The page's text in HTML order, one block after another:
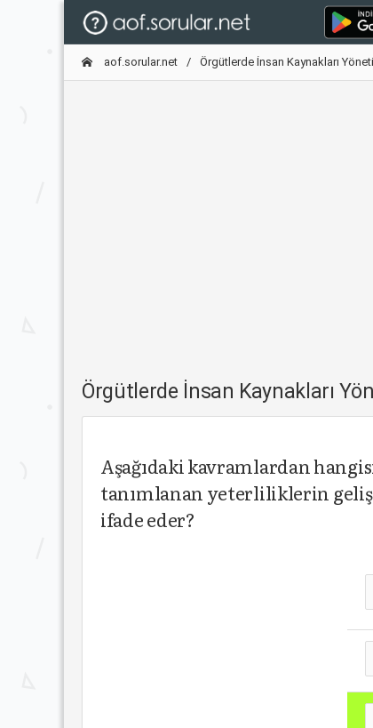
aof.sorular.net Örgütlerde İnsan Kaynakları
Örgütlerde İnsan Kaynakları
Aşağıdaki kavramlardan
tanımlanan yeterliliklerin
ifade eder?